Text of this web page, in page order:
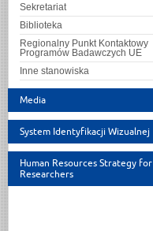
Sekretariat
Biblioteka
Regionalny Punkt Kontaktowy
Programów Badawczych UE
Inne stanowiska
Media
System Identyfikacji Wizualnej
Human Resources Strategy for
Researchers